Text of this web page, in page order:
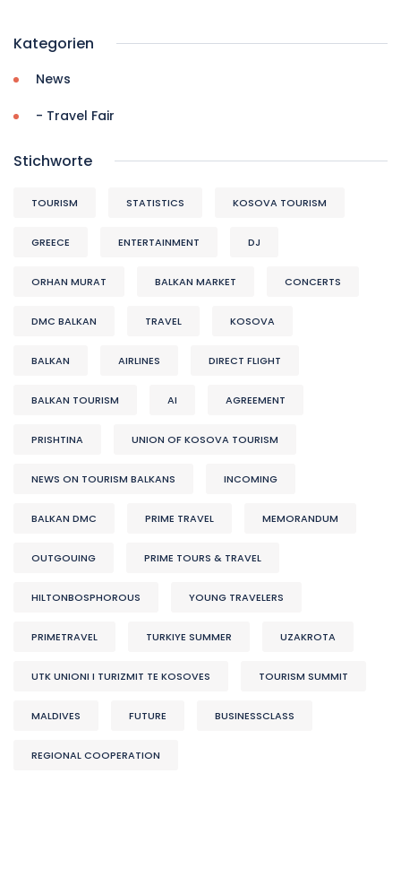
Kategorien
News
- Travel Fair
Stichworte
TOURISM STATISTICS KOSOVA TOURISM
GREECE ENTERTAINMENT DJ
ORHAN MURAT BALKAN MARKET CONCERTS
DMC BALKAN TRAVEL KOSOVA
BALKAN AIRLINES DIRECT FLIGHT
BALKAN TOURISM AI AGREEMENT
PRISHTINA UNION OF KOSOVA TOURISM
NEWS ON TOURISM BALKANS INCOMING
BALKAN DMC PRIME TRAVEL MEMORANDUM
OUTGOUING PRIME TOURS & TRAVEL
HILTONBOSPHOROUS YOUNG TRAVELERS
PRIMETRAVEL TURKIYE SUMMER UZAKROTA
UTK UNIONI I TURIZMIT TE KOSOVES TOURISM SUMMIT
MALDIVES FUTURE BUSINESSCLASS
REGIONAL COOPERATION